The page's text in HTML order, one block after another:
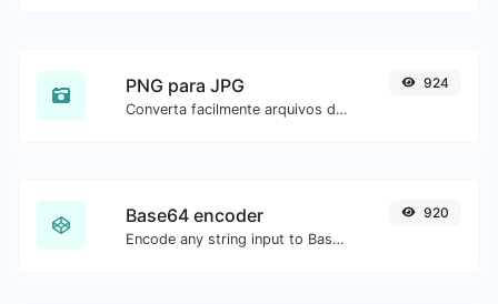
PNG para JPG
Converta facilmente arquivos de imagem PNG para JPG.
924
Base64 encoder
Encode any string input to Base64.
920